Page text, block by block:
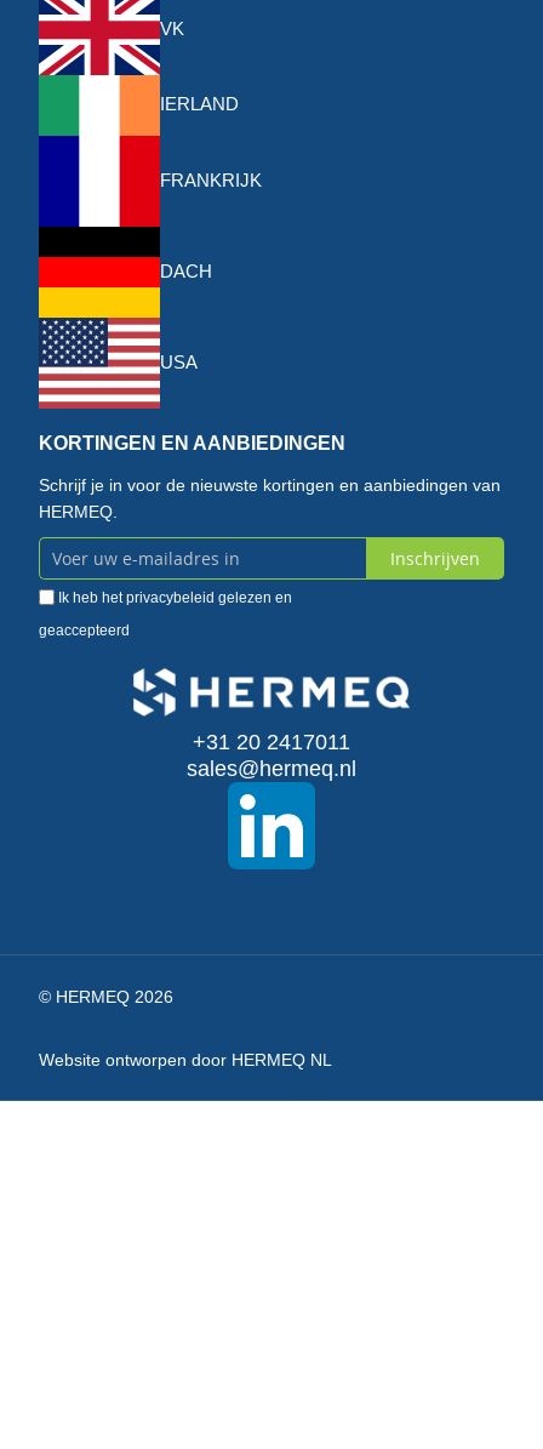
VK
IERLAND
FRANKRIJK
DACH
USA
KORTINGEN EN AANBIEDINGEN
Schrijf je in voor de nieuwste kortingen en aanbiedingen van
HERMEQ.
Abonneer
u
Inschrijven
Ik heb hetprivacybeleid gelezen en
geaccepteerd
+31 20 2417011
sales@hermeq.nl
© HERMEQ 2026
Website ontworpen door HERMEQ NL